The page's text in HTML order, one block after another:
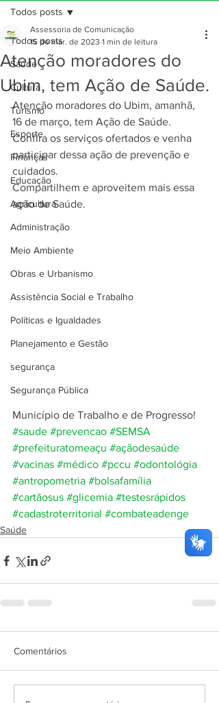
Todos posts
Saúde
Cultura
Turismo
Esporte
Finanças
Educação
Agricultura
Administração
Meio Ambiente
Obras e Urbanismo
Assistência Social e Trabalho
Políticas e Igualdades
Planejamento e Gestão
segurança
Segurança Pública
Todos posts
Atenção moradores do
Ubim, tem Ação de Saúde.
Assessoria de Comunicação
15 de mar. de 2023 1 min de leitura
Atenção moradores do Ubim, amanhã,
16 de março, tem Ação de Saúde.
Confira os serviços ofertados e venha
participar dessa ação de prevenção e
cuidados.
Compartilhem e aproveitem mais essa
ação de Saúde.
Município de Trabalho e de Progresso!
#saude #prevencao #SEMSA
#prefeituratomeaçu #açãodesaúde
#vacinas #médico #pccu #odontológia
#antropometria #bolsafamília
#cartãosus #glicemia #testesrápidos
#cadastroterritorial #combateadenge
Saúde
Comentários